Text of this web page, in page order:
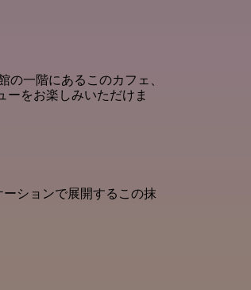
一階にあるこのカフェ、
ーをお楽しみいただけま
ションで展開するこの抹